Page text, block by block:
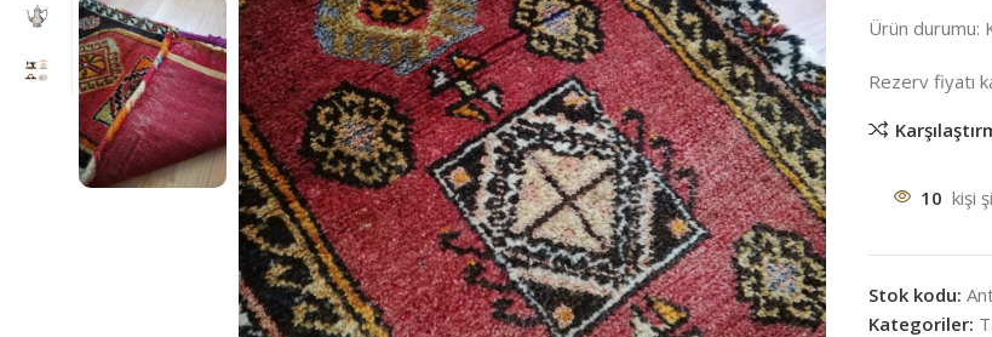
Ürün durumu:
Rezerv fiyatı
10 kişi
Stok kodu:
Kategoriler: